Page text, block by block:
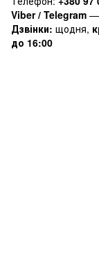
Viber / Telegram —
Дзвінки: щодня,
до 16:00